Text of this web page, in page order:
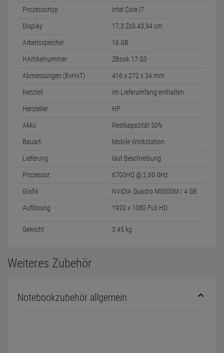
Prozessortyp Intel Core i7
Display 17,3 Zoll 43,94 cm
Arbeitsspeicher 16 GB
HArtikelnummer ZBook 17 G3
Abmessungen (BxHxT) 416 x 272 x 34 mm
Netzteil im Lieferumfang enthalten
Hersteller HP
Akku Restkapazität 50%
Bauart Mobile Workstation
Lieferung laut Beschreibung
Prozessor 6700HQ @ 2,60 GHz
Grafik NVIDIA Quadro M3000M / 4 GB
Auflösung 1920 x 1080 Full HD
Gewicht 3.45 kg
Weiteres Zubehör
Notebookzubehör allgemein